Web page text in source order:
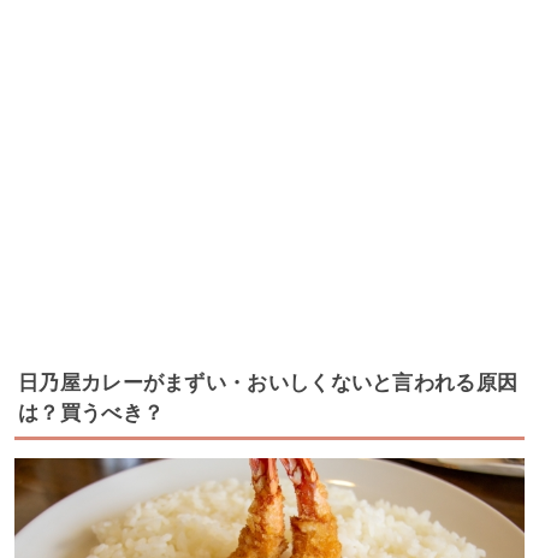
日乃屋カレーがまずい・おいしくないと言われる原因
は？買うべき？